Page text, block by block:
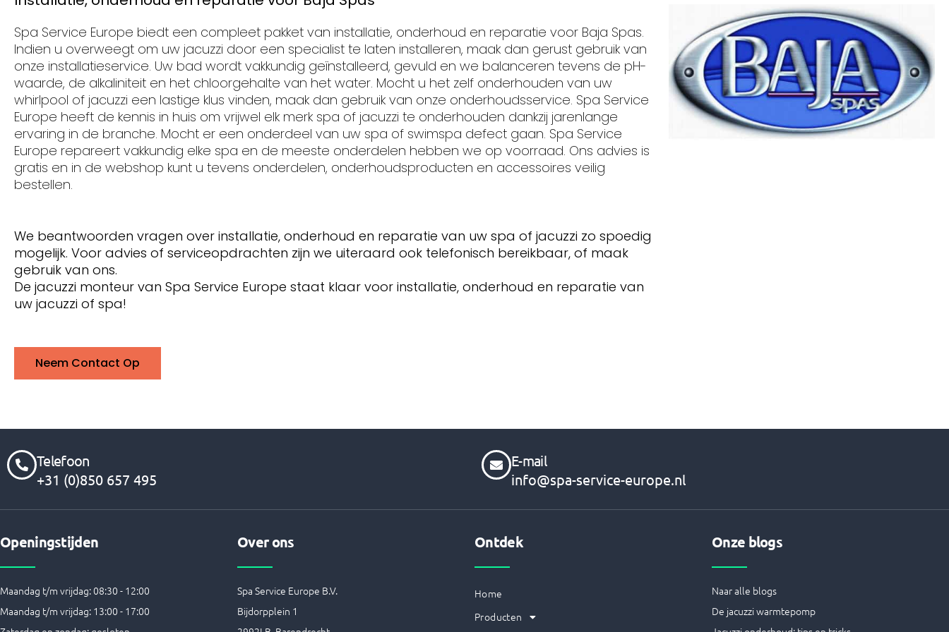
Spa Service Europe biedt een compleet pakket van installatie, onderhoud en reparatie voor Baja Spas.
Indien u overweegt om uw jacuzzi door een specialist te laten installeren, maak dan gerust gebruik van
onze installatieservice. Uw bad wordt vakkundig geïnstalleerd, gevuld en we balanceren tevens de pH-
waarde, de alkaliniteit en het chloorgehalte van het water. Mocht u het zelf onderhouden van uw
whirlpool of jacuzzi een lastige klus vinden, maak dan gebruik van onze onderhoudsservice. Spa Service
Europe heeft de kennis in huis om vrijwel elk merk spa of jacuzzi te onderhouden dankzij jarenlange
ervaring in de branche. Mocht er een onderdeel van uw spa of swimspa defect gaan. Spa Service
Europe repareert vakkundig elke spa en de meeste onderdelen hebben we op voorraad. Ons advies is
gratis en in de webshop kunt u tevens onderdelen, onderhoudsproducten en accessoires veilig
bestellen.
We beantwoorden vragen over installatie, onderhoud en reparatie van uw spa of jacuzzi zo spoedig
mogelijk. Voor advies of serviceopdrachten zijn we uiteraard ook telefonisch bereikbaar, of maak
gebruik van ons.
De jacuzzi monteur van Spa Service Europe staat klaar voor installatie, onderhoud en reparatie van
uw jacuzzi of spa!
Neem Contact Op
Telefoon
+31 (0)850 657 495
E-mail
info@spa-service-europe.nl
Openingstijden
Maandag t/m vrijdag: 08:30 - 12:00
Maandag t/m vrijdag: 13:00 - 17:00
Over ons
Spa Service Europe B.V.
Bijdorpplein 1
Ontdek
Home
Producten
Onze blogs
Naar alle blogs
De jacuzzi warmtepomp